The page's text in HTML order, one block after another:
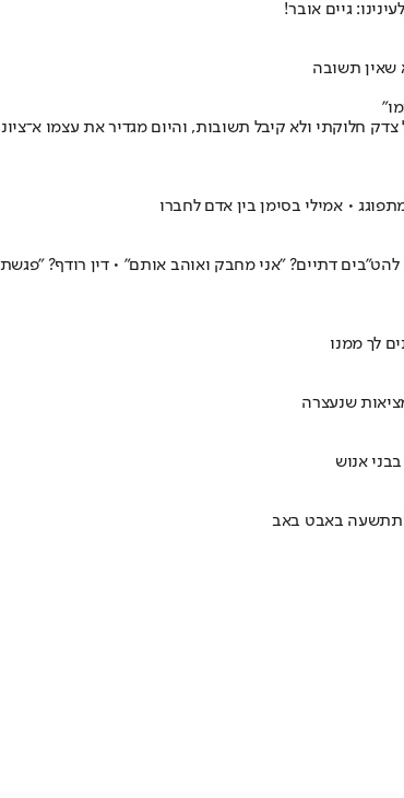
גיים אובר!
שאין תשובה
ולא קיבל תשובות, והיום מגדיר את עצמו
• אמילי בסימן בין אדם לחברו
להט"בים דתיים? "אני מחבק ואוהב אותם" • דין רודף?
לך ממנו
שנעצרה
אנוש
תשעה באבט באב